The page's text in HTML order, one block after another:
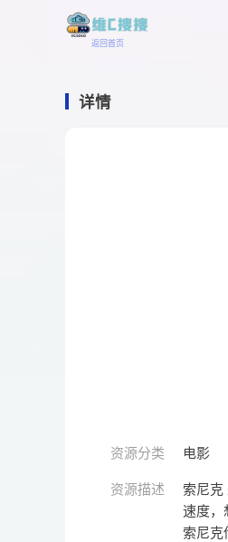
返回首页
详情
资源分类
电影
资源描述
索尼
速度，
索尼克